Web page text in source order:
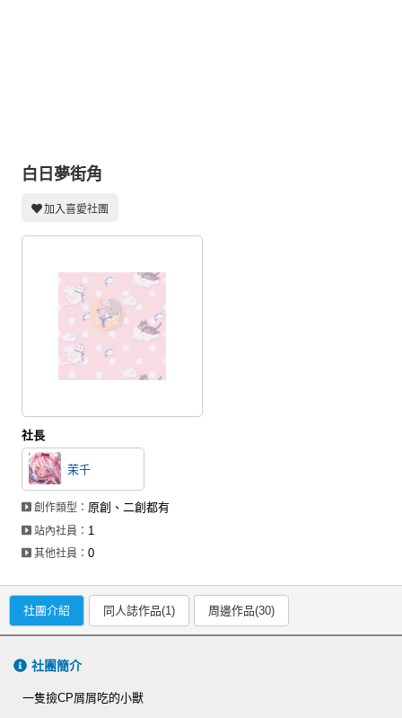
交流中心
攤位轉讓區
會員功能選單
會員中心
註冊會員
登入
白日夢街角
加入喜愛社團
社長
茉千
創作類型： 原創、二創都有
站內社員： 1
其他社員：0
社團介紹 同人誌作品(1) 周邊作品(30)
社團簡介
一隻撿CP屑屑吃的小獸